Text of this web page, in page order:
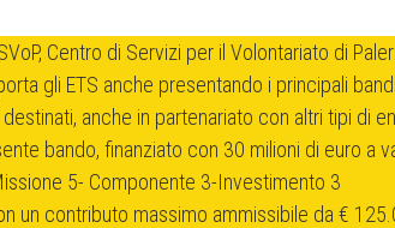
Centro di Servizi per il Volontariato di
gli ETS anche presentando i principali
anche in partenariato con altri tipi di
bando, finanziato con 30 milioni di euro a
5- Componente 3-Investimento 3
un contributo massimo ammissibile da €